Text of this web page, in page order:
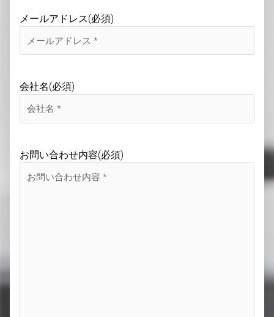
メールアドレス(必須)
会社名(必須)
お問い合わせ内容(必須)